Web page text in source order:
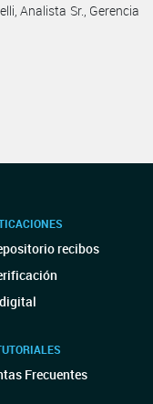
Analista Sr., Gerencia
recibos
Frecuentes